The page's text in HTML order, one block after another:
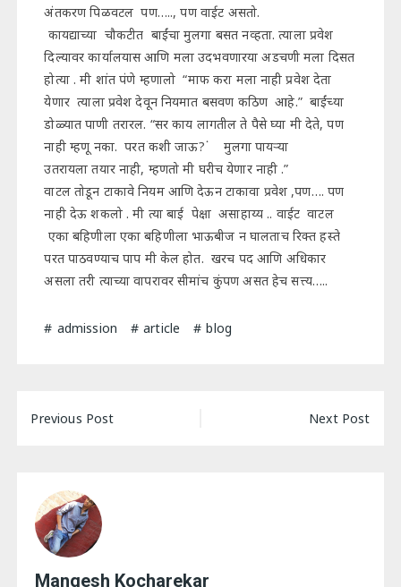
अंतकरण पिळवटल पण….., पण वाईट असतो.
कायद्याच्या चौकटीत बाईंचा मुलगा बसत नव्हता. त्याला प्रवेश
दिल्यावर कार्यालयास आणि मला उदभवणारया अडचणी मला दिसत
होत्या . मी शांत पंणे म्हणालो “माफ करा मला नाही प्रवेश देता
येणार त्याला प्रवेश देवून नियमात बसवण कठिण आहे.” बाईंच्या
डोळ्यात पाणी तरारल. “सर काय लागतील ते पैसे घ्या मी देते, पण
नाही म्हणू नका. परत कशी जाऊ? ं मुलगा पायऱ्या
उतरायला तयार नाही, म्हणतो मी घरीच येणार नाही .”
वाटल तोडून टाकावे नियम आणि देऊन टाकावा प्रवेश ,पण…. पण
नाही देऊ शकलो . मी त्या बाई पेक्षा असाहाय्य .. वाईट वाटल
एका बहिणीला एका बहिणीला भाऊबीज न घालताच रिक्त हस्ते
परत पाठवण्याच पाप मी केल होत. खरच पद आणि अधिकार
असला तरी त्याच्या वापरावर सीमांच कुंपण असत हेच सत्त्य…..
admission article blog
Post
Previous Post Next Post
Mangesh Kocharekar